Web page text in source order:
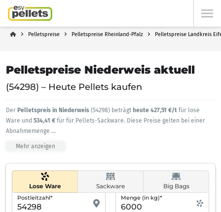
Pelletspreise Pelletspreise Rheinland-Pfalz Pelletspreise Landkreis
Pelletspreise Niederweis aktuell
(54298) – Heute Pellets kaufen
Der Pelletspreis in Niederweis (54298) beträgt heute 427,51 €/t für lose
Ware und 534,41 € für für Pellets-Sackware. Diese Preise gelten bei einer
Abnahmemenge ...
Mehr anzeigen
Lose Ware Sackware Big Bags
Postleitzahl* Menge (in kg)*